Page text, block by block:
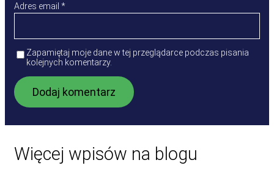
Adres email *
Zapamiętaj moje dane w tej przeglądarce podczas pisania
kolejnych komentarzy.
Więcej wpisów na blogu